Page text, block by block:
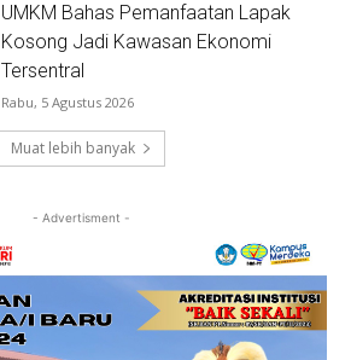
UMKM Bahas Pemanfaatan Lapak
Kosong Jadi Kawasan Ekonomi
Tersentral
Rabu, 5 Agustus 2026
Muat lebih banyak
- Advertisment -